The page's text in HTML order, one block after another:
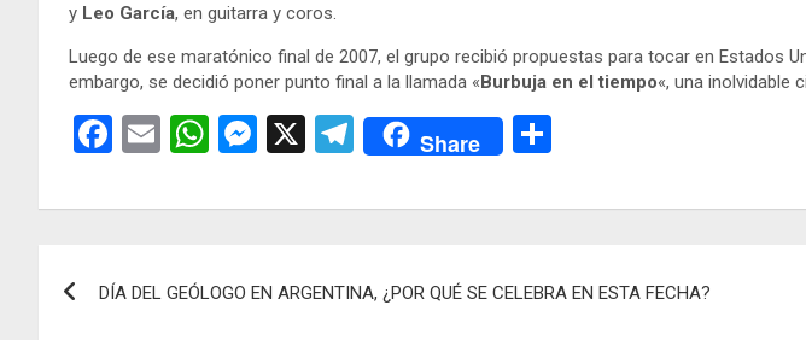
y Leo García, en guitarra y coros.
Luego de ese maratónico final de 2007, el grupo recibió propuestas para tocar en Estados
embargo, se decidió poner punto final a la llamada «Burbuja en el tiempo«, una inolvidable
F
ce
o
E
ail
W
at
A
M
se
g
X
T
e
a
Share
m
ar
DÍA DEL GEÓLOGO EN ARGENTINA, ¿POR QUÉ SE CELEBRA EN ESTA FECHA?